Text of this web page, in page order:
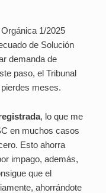
1/2025
de Solución
demanda de
paso, el Tribunal
meses.
, lo que me
en muchos casos
Esto ahorra
impago, además,
que el
ahorrándote